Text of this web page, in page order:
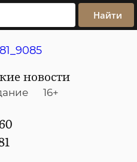
Найти
новости
16+